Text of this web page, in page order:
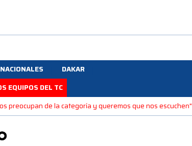
DAKAR
EQUIPOS DEL TC
preocupan de la categoría y queremos que nos escuchen"